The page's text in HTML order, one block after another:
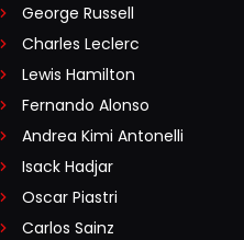
George Russell
Charles Leclerc
Lewis Hamilton
Fernando Alonso
Andrea Kimi Antonelli
Isack Hadjar
Oscar Piastri
Carlos Sainz